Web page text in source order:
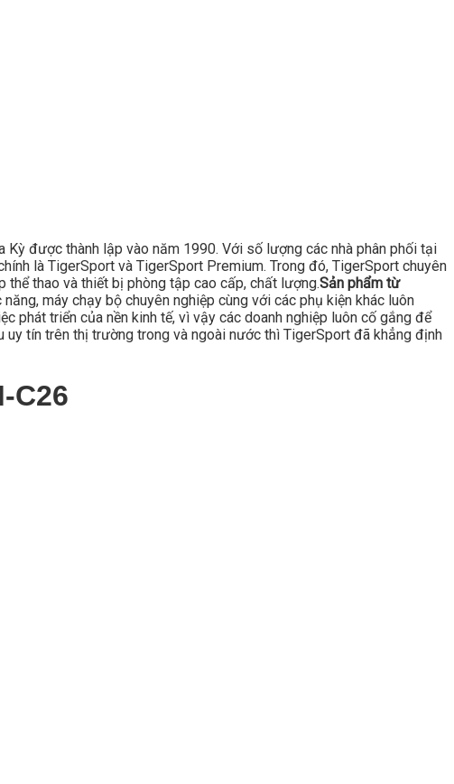
được thành lập vào năm 1990. Với số lượng các nhà phân phối tại
là TigerSport và TigerSport Premium. Trong đó, TigerSport chuyên
thể thao và thiết bị phòng tập cao cấp, chất lượng.Sản phẩm từ
máy chạy bộ chuyên nghiệp cùng với các phụ kiện khác luôn
phát triển của nền kinh tế, vì vậy các doanh nghiệp luôn cố gắng để
tín trên thị trường trong và ngoài nước thì TigerSport đã khẳng định
C26